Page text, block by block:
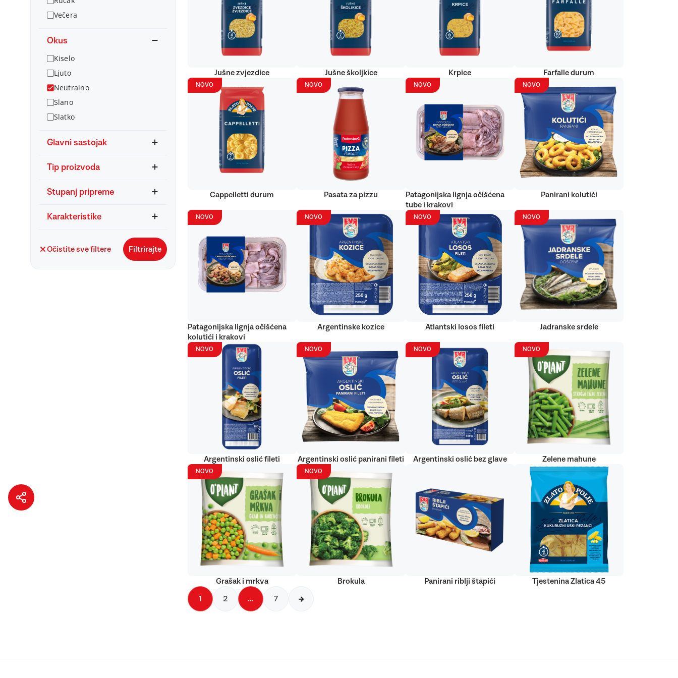
Večera
Okus
Kiselo
Ljuto
Neutralno
Slano
Slatko
Glavni sastojak
Tip proizvoda
Stupanj pripreme
Karakteristike
Očistite sve filtere Filtrirajte
Jušne zvjezdice Jušne školjkice Krpice Farfalle durum
NOVO
Cappelletti durum
NOVO
Pasata za pizzu
NOVO
Patagonijska lignja očišćena
tube i krakovi
NOVO
Panirani kolutići
NOVO
Patagonijska lignja očišćena
kolutići i krakovi
NOVO
Argentinske kozice
NOVO
Atlantski losos fileti
NOVO
Jadranske srdele
NOVO
Argentinski oslić fileti
NOVO
Argentinski oslić panirani fileti
NOVO
Argentinski oslić bez glave
NOVO
Zelene mahune
NOVO
Grašak i mrkva
NOVO
Brokula Panirani riblji štapići Tjestenina Zlatica 45
1 2 … 7